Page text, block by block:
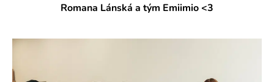
Romana Lánská a tým Emiimio <3